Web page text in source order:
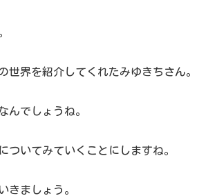
世界を紹介してくれたみゆきちさん。
んでしょうね。
ついてみていくことにしますね。
きましょう。